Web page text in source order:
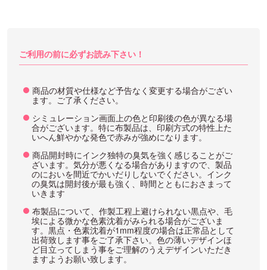
ご利用の前に必ずお読み下さい！
商品の材質や仕様など予告なく変更する場合がござい
ます。ご了承ください。
シミュレーション画面上の色と印刷後の色が異なる場
合がございます。特に布製品は、印刷方式の特性上た
いへん鮮やかな発色で赤みが強めになります。
商品開封時にインク独特の臭気を強く感じることがご
ざいます。気分が悪くなる場合がありますので、製品
のにおいを間近でかいだりしないでください。インク
の臭気は開封後が最も強く、時間とともにおさまって
いきます
布製品について、作製工程上避けられない黒点や、毛
埃による微かな色素沈着がみられる場合がございま
す。黒点・色素沈着が1mm程度の場合は正常品として
出荷致します事をご了承下さい。色の薄いデザインほ
ど目立ってしまう事をご理解のうえデザインいただき
ますようお願い致します。